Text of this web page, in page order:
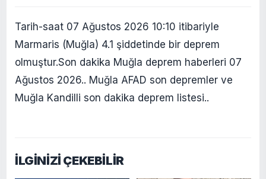
Tarih-saat 07 Ağustos 2026 10:10 itibariyle
Marmaris (Muğla) 4.1 şiddetinde bir deprem
olmuştur.Son dakika Muğla deprem haberleri 07
Ağustos 2026.. Muğla AFAD son depremler ve
Muğla Kandilli son dakika deprem listesi..
İLGİNİZİ ÇEKEBİLİR